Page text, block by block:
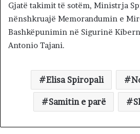
Gjatë takimit të sotëm, Ministrja
nënshkruajë Memorandumin e
Bashkëpunimin në Sigurinë
Antonio Tajani.
Elisa Spiropali
Samitin e parë